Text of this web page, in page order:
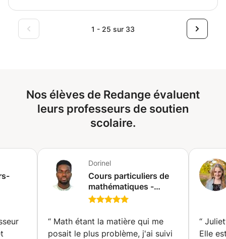
les bases de l'apprenant afin de savoir la pedagogie qui
serait la plus adaptee a chaque apprenant.
1 - 25 sur 33
Nos élèves de Redange évaluent
leurs professeurs de soutien
scolaire.
Dorinel
Cours particuliers de
mathématiques -
physiques, langue
géologiques (Liège)
“ Math étant la matière qui me
posait le plus problème, j'ai suivi
“
Elle